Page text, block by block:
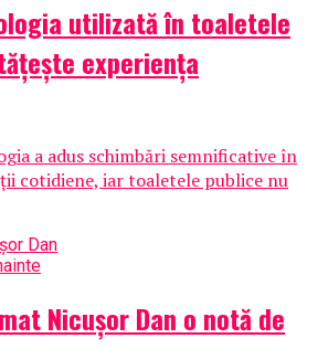
utilizată în toaletele
experiența
a adus schimbări semnificative în
cotidiene, iar toaletele publice nu
Nicușor Dan o notă de